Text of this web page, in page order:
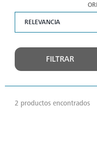
FILTRAR
2 productos encontrados